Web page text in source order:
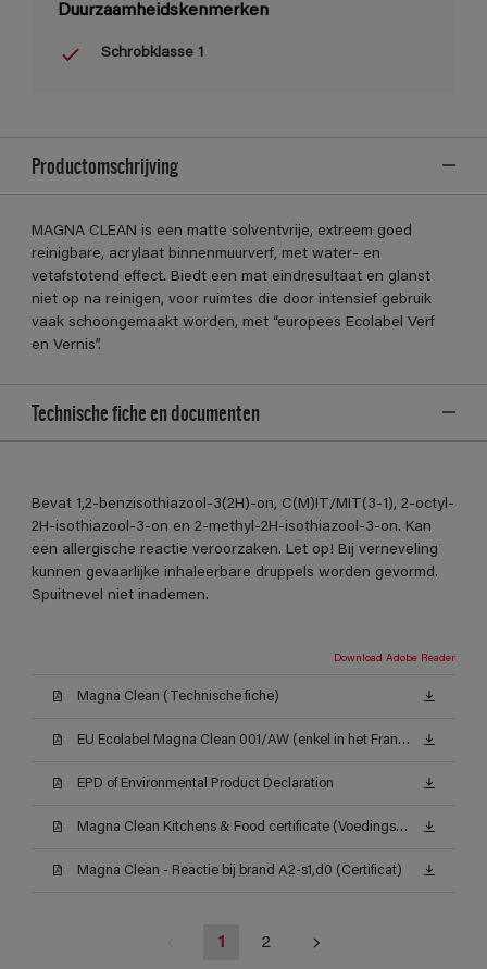
Duurzaamheidskenmerken
Schrobklasse 1
Productomschrijving
MAGNA CLEAN is een matte solventvrije, extreem goed
reinigbare, acrylaat binnenmuurverf, met water- en
vetafstotend effect. Biedt een mat eindresultaat en glanst
niet op na reinigen, voor ruimtes die door intensief gebruik
vaak schoongemaakt worden, met “europees Ecolabel Verf
en Vernis”.
Technische fiche en documenten
Bevat 1,2-benzisothiazool-3(2H)-on, C(M)IT/MIT(3-1), 2-octyl-
2H-isothiazool-3-on en 2-methyl-2H-isothiazool-3-on. Kan
een allergische reactie veroorzaken. Let op! Bij verneveling
kunnen gevaarlijke inhaleerbare druppels worden gevormd.
Spuitnevel niet inademen.
Download Adobe Reader
Magna Clean (Technische fiche)
EU Ecolabel Magna Clean 001/AW (enkel in het Frans beschikbaar)
EPD of Environmental Product Declaration
Magna Clean Kitchens & Food certificate (Voedingsattest ISEGA)
Magna Clean - Reactie bij brand A2-s1,d0 (Certificat)
1 2